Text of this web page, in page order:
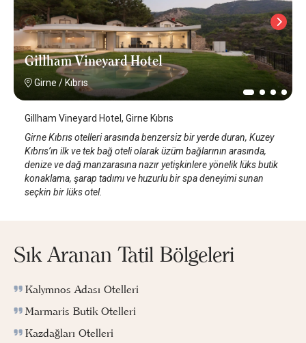
Gillham Vineyard Hotel
Girne / Kıbrıs
Gillham Vineyard Hotel, Girne Kıbrıs
Girne Kıbrıs otelleri arasında benzersiz bir yerde duran, Kuzey
Kıbrıs’ın ilk ve tek bağ oteli olarak üzüm bağlarının arasında,
denize ve dağ manzarasına nazır yetişkinlere yönelik lüks butik
konaklama, şarap tadımı ve huzurlu bir spa deneyimi sunan
seçkin bir lüks otel.
Sık Aranan Tatil Bölgeleri
Kalymnos Adası Otelleri
Marmaris Butik Otelleri
Kazdağları Otelleri